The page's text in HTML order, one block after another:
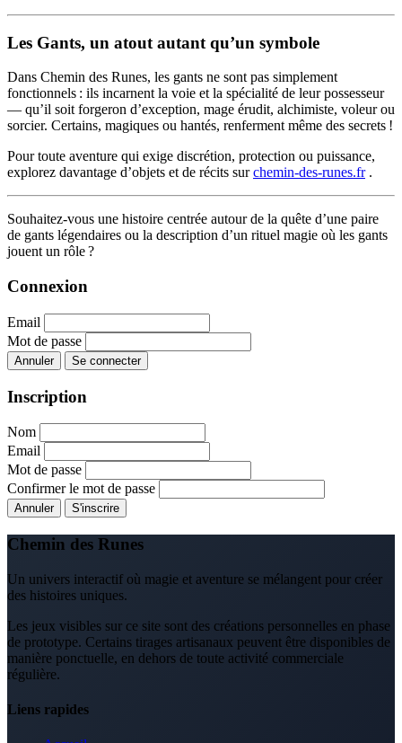
Les Gants, un atout autant qu’un symbole
Dans Chemin des Runes, les gants ne sont pas simplement
fonctionnels : ils incarnent la voie et la spécialité de leur possesseur
— qu’il soit forgeron d’exception, mage érudit, alchimiste, voleur ou
sorcier. Certains, magiques ou hantés, renferment même des secrets !
Pour toute aventure qui exige discrétion, protection ou puissance,
explorez davantage d’objets et de récits surchemin-des-runes.fr.
Souhaitez-vous une histoire centrée autour de la quête d’une paire
de gants légendaires ou la description d’un rituel magie où les gants
jouent un rôle ?
Connexion
Email
Mot de passe
Annuler Se connecter
Inscription
Nom
Email
Mot de passe
Confirmer le mot de passe
Annuler S'inscrire
Chemin des Runes
Un univers interactif où magie et aventure se mélangent pour créer
des histoires uniques.
Les jeux visibles sur ce site sont des créations personnelles en phase
de prototype. Certains tirages artisanaux peuvent être disponibles de
manière ponctuelle, en dehors de toute activité commerciale
régulière.
Liens rapides